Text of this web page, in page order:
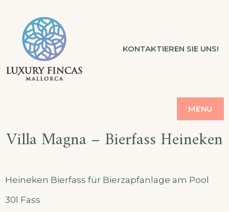
content
LUXURY FINCAS
FERIENVERMIETUNG MALLORCA
KONTAKTIEREN SIE UNS!
MENU
Villa Magna – Bierfass Heineken
Heineken Bierfass für Bierzapfanlage am Pool
30l Fass